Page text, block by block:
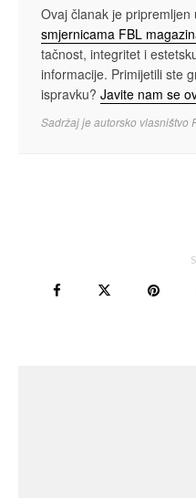
Ovaj članak je pripremljen
smjernicama FBL
tačnost, integritet i
informacije. Primijetili ste
ispravku? Javite nam se
Sadržaj je autorsko vlasništvo